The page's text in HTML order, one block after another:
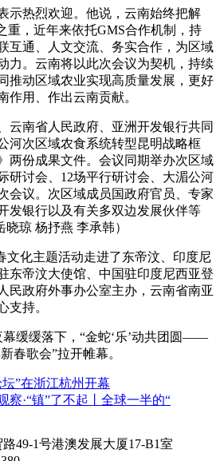
热烈欢迎。他说，云南始终把解
重，近年来依托GMS合作机制，持
互通、人文交流、务实合作，为区域
力。云南将以此次会议为契机，持续
推动区域农业实现高质量发展，更好
作用、作出云南贡献。
南省人民政府、亚洲开发银行共同
河次区域农食系统转型昆明战略框
两份成果文件。会议同期举办次区域
研讨会、12场平行研讨会、大湄公河
会议。次区域成员国政府官员、专家
发银行以及有关多双边发展伙伴等
琼 杨抒燕 李承韩）
化主题活动走进了东帝汶、印度尼
东帝汶大使馆、中国驻印度尼西亚登
民政府外事办公室主办，云南省南亚
支持。
缓缓落下，“金蛇‘乐’动共团圆——
春歌会”拉开帷幕。
”在浙江杭州开幕
察·“镇”了不起丨全球一半的“
49-1号港澳发展大厦17-B1室